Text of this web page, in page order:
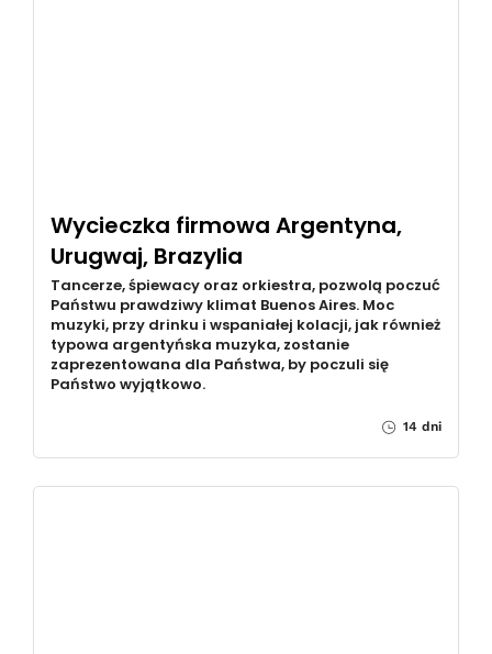
Wycieczka firmowa Argentyna,
Urugwaj, Brazylia
Tancerze, śpiewacy oraz orkiestra, pozwolą poczuć
Państwu prawdziwy klimat Buenos Aires. Moc
muzyki, przy drinku i wspaniałej kolacji, jak również
typowa argentyńska muzyka, zostanie
zaprezentowana dla Państwa, by poczuli się
Państwo wyjątkowo.
14 dni